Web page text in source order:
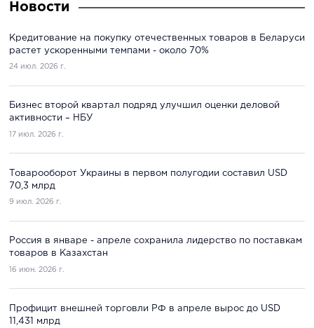
Новости
Кредитование на покупку отечественных товаров в Беларуси
растет ускоренными темпами - около 70%
24 июл. 2026 г.
Бизнес второй квартал подряд улучшил оценки деловой
активности – НБУ
17 июл. 2026 г.
Товарооборот Украины в первом полугодии составил USD
70,3 млрд
9 июл. 2026 г.
Россия в январе - апреле сохранила лидерство по поставкам
товаров в Казахстан
16 июн. 2026 г.
Профицит внешней торговли РФ в апреле вырос до USD
11,431 млрд